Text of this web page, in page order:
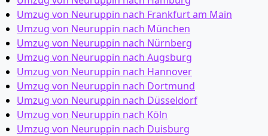
Umzug von Neuruppin nach Frankfurt am Main
Umzug von Neuruppin nach München
Umzug von Neuruppin nach Nürnberg
Umzug von Neuruppin nach Augsburg
Umzug von Neuruppin nach Hannover
Umzug von Neuruppin nach Dortmund
Umzug von Neuruppin nach Düsseldorf
Umzug von Neuruppin nach Köln
Umzug von Neuruppin nach Duisburg